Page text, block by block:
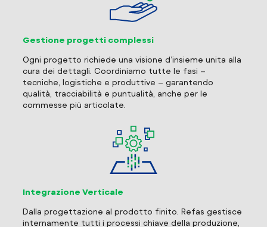
Gestione progetti complessi
Ogni progetto richiede una visione d’insieme unita alla
cura dei dettagli. Coordiniamo tutte le fasi –
tecniche, logistiche e produttive – garantendo
qualità, tracciabilità e puntualità, anche per le
commesse più articolate.
Integrazione Verticale
Dalla progettazione al prodotto finito. Refas gestisce
internamente tutti i processi chiave della produzione,